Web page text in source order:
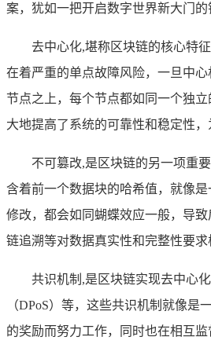
案，犹如一把开启数字世界新大门的
去中心化,堪称区块链的核心特
在着严重的单点故障风险，一旦中
节点之上，每个节点都如同一个独
大地提高了系统的可靠性和稳定性
不可篡改,是区块链的另一项重
含着前一个数据块的哈希值，就像
修改，都会如同蝴蝶效应一般，导
链追溯等对数据真实性和完整性要
共识机制,是区块链实现去中心
（DPoS）等，这些共识机制就像
的奖励而努力工作，同时也在相互